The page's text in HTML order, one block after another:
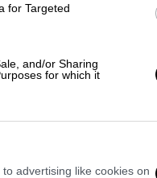
for Targeted
and/or Sharing
for which it
advertising like cookies on